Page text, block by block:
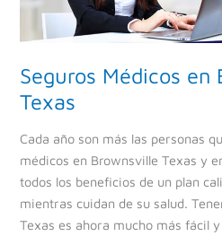
Seguros Médicos en
Texas
Cada año son más las personas
médicos en Brownsville Texas y
todos los beneficios de un plan
mientras cuidan de su salud.
Texas es ahora mucho más fácil